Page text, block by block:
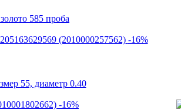
585 проба
-16%
55, диаметр 0.40
-16%